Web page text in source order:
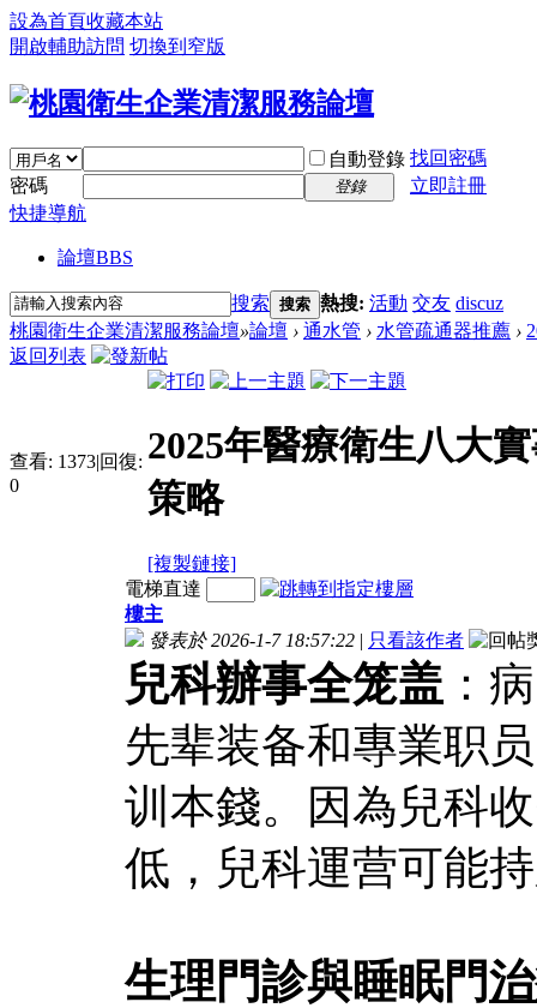
設為首頁收藏本站
開啟輔助訪問 切換到窄版
自動登錄 找回密碼
密碼
登錄
立即註冊
快捷導航
論壇BBS
搜索 搜索 熱搜: 活動 交友 discuz
桃園衛生企業清潔服務論壇»論壇 › 通水管 › 水管疏通器推薦 ›
返回列表
查看: 1373|回復:
0
2025年醫療衛生八大
策略
[複製鏈接]
電梯直達
樓主
發表於 2026-1-7 18:57:22 | 只看該作者
兒科辦事全笼盖 ：
先辈装备和專業职
训本錢。因為兒科
低，兒科運营可能
生理門診與睡眠門